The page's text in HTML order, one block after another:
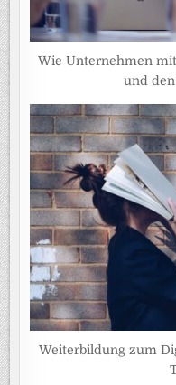
Wie Unternehmen
und
Weiterbildung zum